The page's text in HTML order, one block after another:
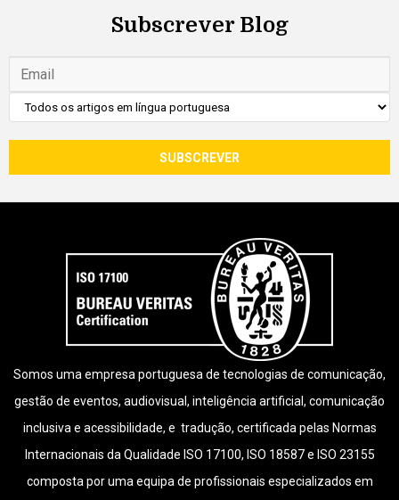
Subscrever Blog
Somos uma empresa portuguesa de tecnologias de comunicação,
gestão de eventos, audiovisual, inteligência artificial, comunicação
inclusiva e acessibilidade, e tradução, certificada pelas Normas
Internacionais da Qualidade ISO 17100, ISO 18587 e ISO 23155
composta por uma equipa de profissionais especializados em